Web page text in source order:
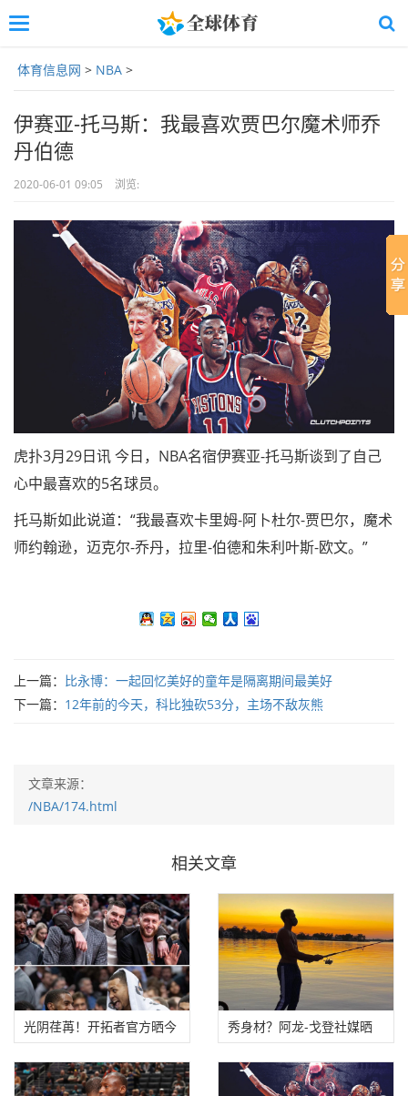
to
main
Toggle
体育信息网 > NBA >
伊赛亚-托马斯：我最喜欢贾巴尔魔术师乔
丹伯德
2020-06-01 09:05 浏览:
虎扑3月29日讯 今日，NBA名宿伊赛亚-托马斯谈到了自己
心中最喜欢的5名球员。
托马斯如此说道：“我最喜欢卡里姆-阿卜杜尔-贾巴尔，魔术
师约翰逊，迈克尔-乔丹，拉里-伯德和朱利叶斯-欧文。”
上一篇： 比永博：一起回忆美好的童年是隔离期间最美好
下一篇： 12年前的今天，科比独砍53分，主场不敌灰熊
文章来源：
/NBA/174.html
相关文章
光阴荏苒！开拓者官方晒今
昔球员对比：
秀身材？阿龙-戈登社媒晒
出自己半裸钓鱼